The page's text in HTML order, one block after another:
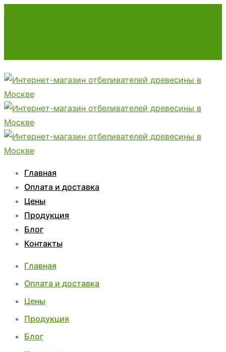
Главная
Оплата и доставка
Цены
Продукция
Блог
Контакты
Главная
Оплата и доставка
Цены
Продукция
Блог